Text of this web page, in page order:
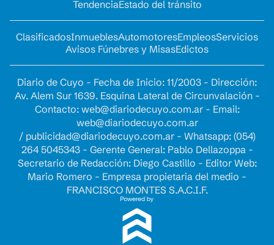
TendenciaEstado del tránsito
ClasificadosInmueblesAutomotoresEmpleosServicios
Avisos Fúnebres y MisasEdictos
Diario de Cuyo - Fecha de Inicio: 11/2003 - Dirección:
Av. Alem Sur 1639. Esquina Lateral de Circunvalación -
Contacto: web@diariodecuyo.com.ar- Email:
web@diariodecuyo.com.ar
/ publicidad@diariodecuyo.com.ar- Whatsapp: (054)
264 5045343 - Gerente General: Pablo Dellazoppa -
Secretario de Redacción: Diego Castillo - Editor Web:
Mario Romero - Empresa propietaria del medio -
FRANCISCO MONTES S.A.C.I.F.